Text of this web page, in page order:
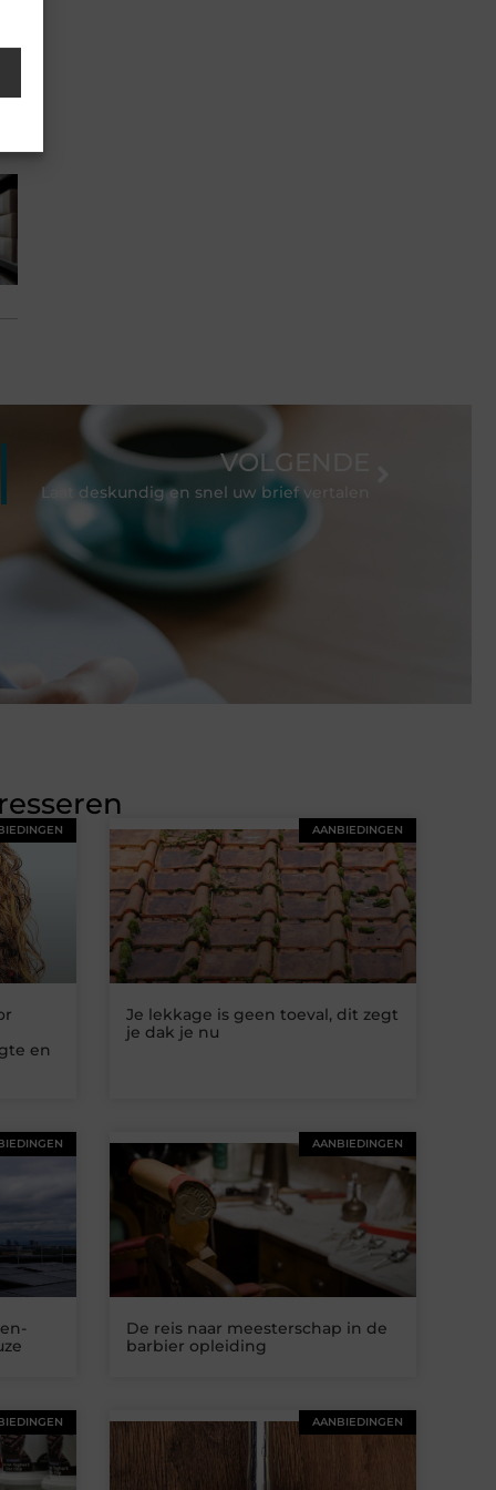
VOLGENDE
Laat deskundig en snel uw brief vertalen
en
AANBIEDINGEN
Je lekkage is geen toeval, dit zegt
je dak je nu
AANBIEDINGEN
De reis naar meesterschap in de
barbier opleiding
AANBIEDINGEN